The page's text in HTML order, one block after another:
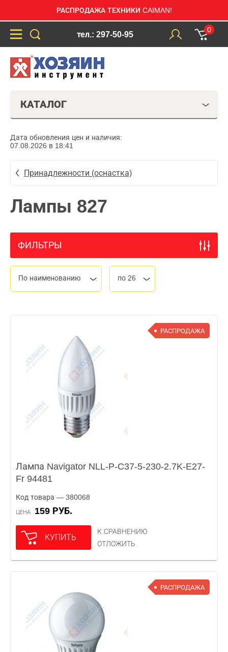
РАСПРОДАЖА ТЕХНИКИ CAIMAN!
тел.: 297-50-95
0
КАТАЛОГ
Дата обновления цен и наличия:
07.08.2026 в 18:41
Принадлежности (оснастка)
Лампы 827
ФИЛЬТРЫ
По наименованию по 26
РАСПРОДАЖА
Лампа Navigator NLL-P-C37-5-230-2.7K-E27-
Fr 94481
Код товара — 380068
ЦЕНА 159 РУБ.
КУПИТЬ
К СРАВНЕНИЮ
ОТЛОЖИТЬ
РАСПРОДАЖА